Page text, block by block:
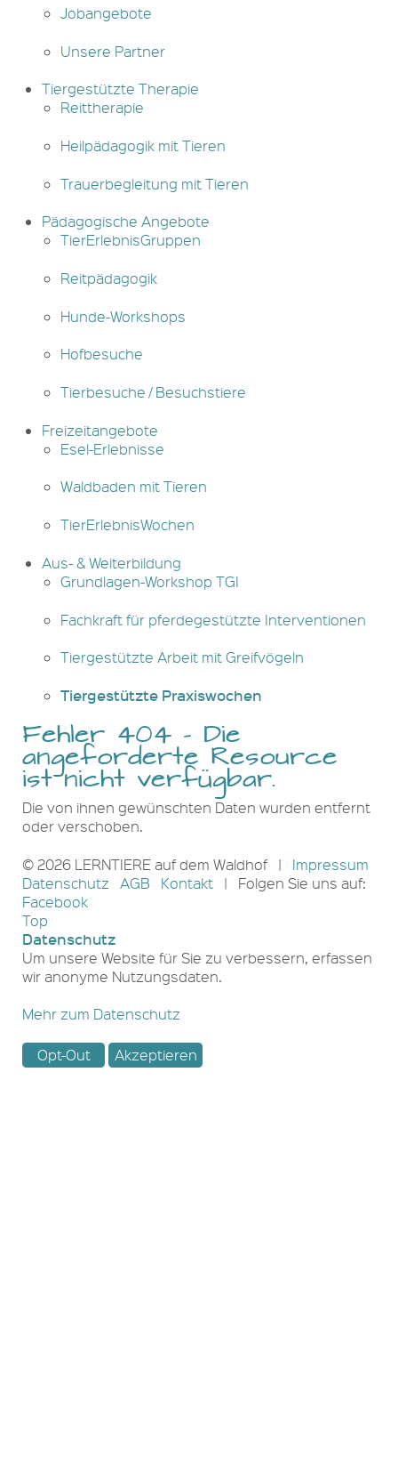
Jobangebote
Unsere Partner
Tiergestützte Therapie
Reittherapie
Heilpädagogik mit Tieren
Trauerbegleitung mit Tieren
Pädagogische Angebote
TierErlebnisGruppen
Reitpädagogik
Hunde-Workshops
Hofbesuche
Tierbesuche / Besuchstiere
Freizeitangebote
Esel-Erlebnisse
Waldbaden mit Tieren
TierErlebnisWochen
Aus- & Weiterbildung
Grundlagen-Workshop TGI
Fachkraft für pferdegestützte Interventionen
Tiergestützte Arbeit mit Greifvögeln
Tiergestützte Praxiswochen
Fehler 404 - Die
angeforderte Resource
ist nicht verfügbar.
Die von ihnen gewünschten Daten wurden entfernt
oder verschoben.
© 2026 LERNTIERE auf dem Waldhof | Impressum
Datenschutz
AGB Kontakt
| Folgen Sie uns auf:
Facebook
Top
Datenschutz
Um unsere Website für Sie zu verbessern, erfassen
wir anonyme Nutzungsdaten.
Mehr zum Datenschutz
Opt-Out Akzeptieren